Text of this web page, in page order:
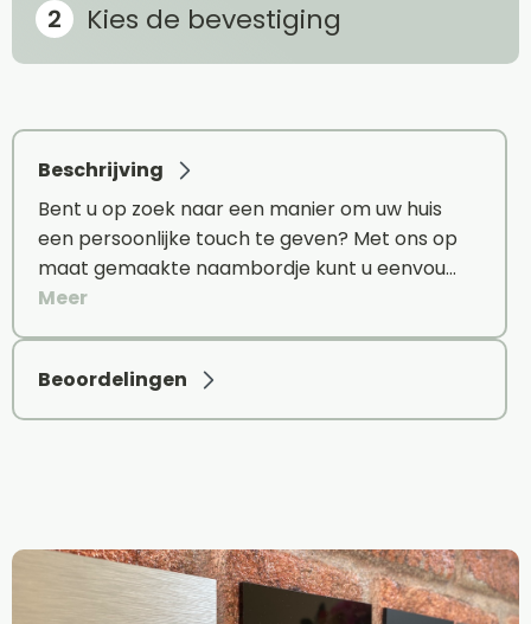
Kies de bevestiging
Beschrijving
Bent u op zoek naar een manier om uw huis
een persoonlijke touch te geven? Met ons op
maat gemaakte naambordje kunt u eenvou…
Meer
Beoordelingen